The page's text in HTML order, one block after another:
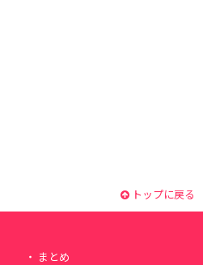
トップに戻る
まとめ